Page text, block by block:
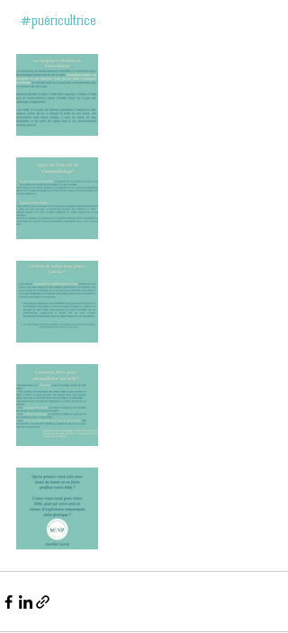
#puéricultrice